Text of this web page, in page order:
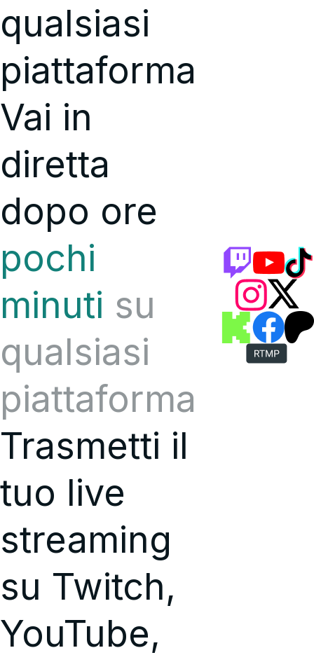
qualsiasi
piattaforma
Vai in
diretta
dopo ore
pochi
minuti su
qualsiasi
piattaforma
Trasmetti il
tuo live
streaming
su Twitch,
YouTube,